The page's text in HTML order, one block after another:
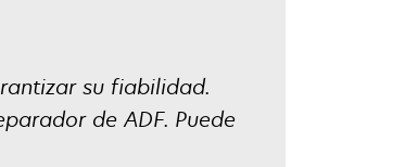
su fiabilidad.
de ADF. Puede